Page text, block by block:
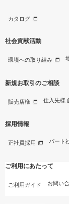
カタログ
社会貢献活動
環境への取り組み
新規お取引のご相談
販売店様 仕入先様
採用情報
正社員採用 パート
ご利用にあたって
ご利用ガイド お問い